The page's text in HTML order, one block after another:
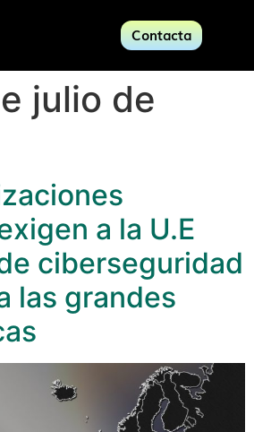
Contacta
julio de
a la U.E
ciberseguridad
las grandes